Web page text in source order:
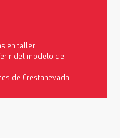
en taller
del modelo de
de Crestanevada